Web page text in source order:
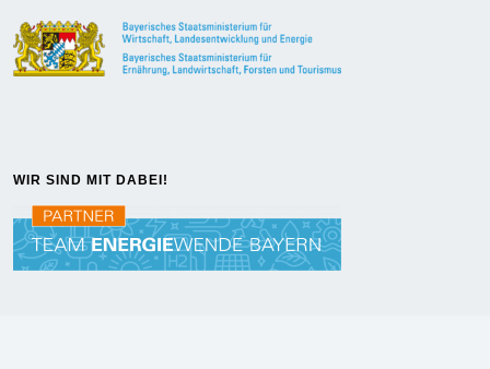
WIR SIND MIT DABEI!